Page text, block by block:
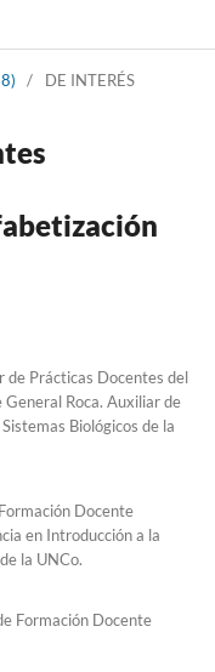
/ DE INTERÉS
de Prácticas Docentes del
Roca. Auxiliar de
Biológicos de la
Docente
en Introducción a la
la UNCo.
Formación Docente